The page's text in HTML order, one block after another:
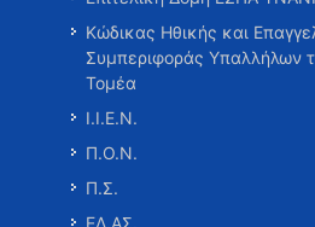
Κώδικας Ηθικής και
Συμπεριφοράς Υπαλλήλων
Τομέα
Ι.Ι.Ε.Ν.
Π.Ο.Ν.
Π.Σ.